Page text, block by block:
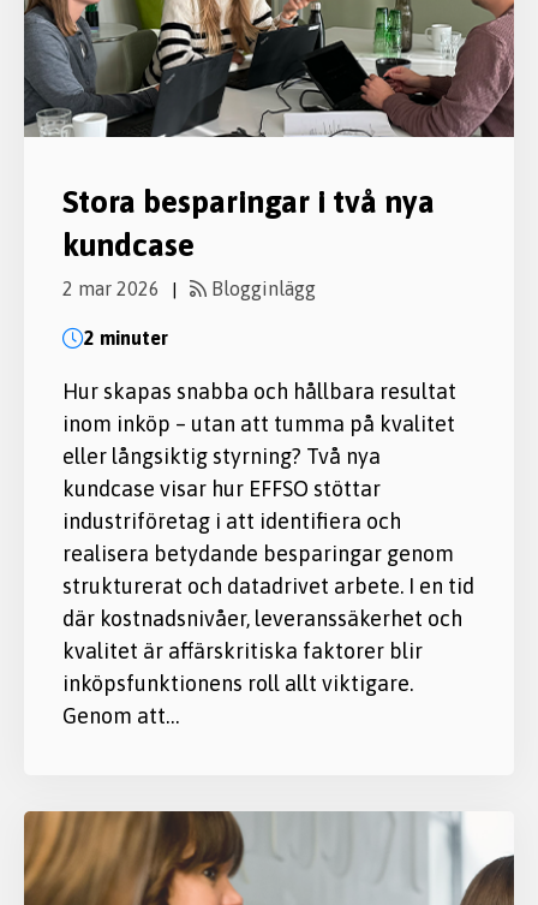
Stora besparingar i två nya
kundcase
2 mar 2026 | Blogginlägg
2 minuter
Hur skapas snabba och hållbara resultat
inom inköp – utan att tumma på kvalitet
eller långsiktig styrning? Två nya
kundcase visar hur EFFSO stöttar
industriföretag i att identifiera och
realisera betydande besparingar genom
strukturerat och datadrivet arbete. I en tid
där kostnadsnivåer, leveranssäkerhet och
kvalitet är affärskritiska faktorer blir
inköpsfunktionens roll allt viktigare.
Genom att…